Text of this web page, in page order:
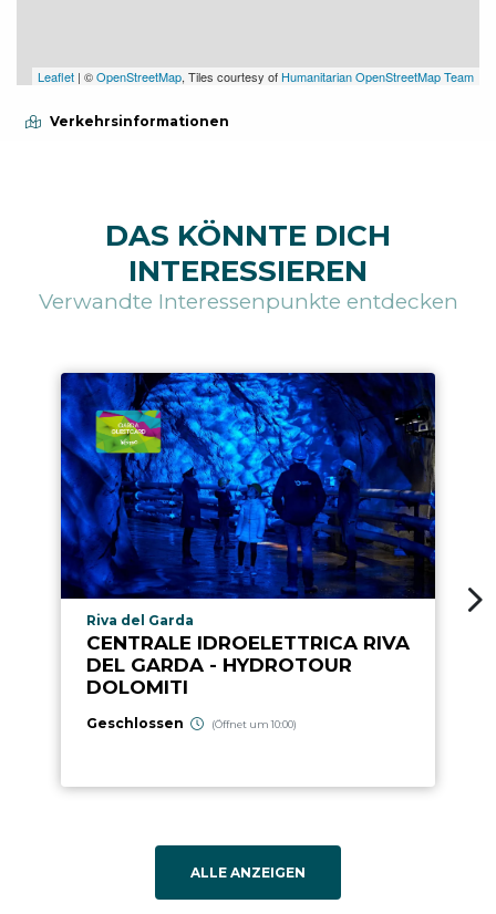
Leaflet | ©OpenStreetMap, Tiles courtesy of Humanitarian OpenStreetMap Team
Verkehrsinformationen
DAS KÖNNTE DICH
INTERESSIEREN
Verwandte Interessenpunkte entdecken
aria.poi_location_prefix
Riva del Garda
CENTRALE IDROELETTRICA RIVA
DEL GARDA - HYDROTOUR
DOLOMITI
Geschlossen (Öffnet um 10:00)
ALLE ANZEIGEN